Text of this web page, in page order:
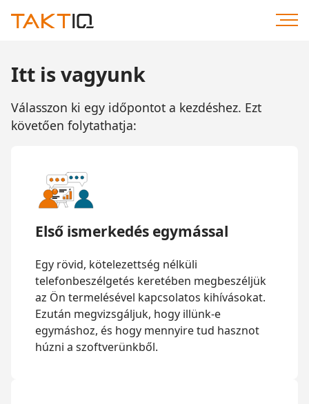
Itt is vagyunk
Válasszon ki egy időpontot a kezdéshez. Ezt
követően folytathatja:
Első ismerkedés egymással
Egy rövid, kötelezettség nélküli
telefonbeszélgetés keretében megbeszéljük
az Ön termelésével kapcsolatos kihívásokat.
Ezután megvizsgáljuk, hogy illünk-e
egymáshoz, és hogy mennyire tud hasznot
húzni a szoftverünkből.